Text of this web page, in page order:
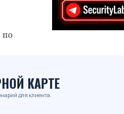
по
КАРТЕ
для клиента.